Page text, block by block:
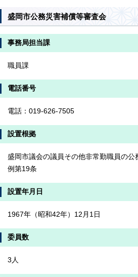
盛岡市公務災害補償等審査会
事務局担当課
職員課
電話番号
電話：019-626-7505
設置根拠
盛岡市議会の議員その他非常勤職員の公
例第19条
設置年月日
1967年（昭和42年）12月1日
委員数
3人